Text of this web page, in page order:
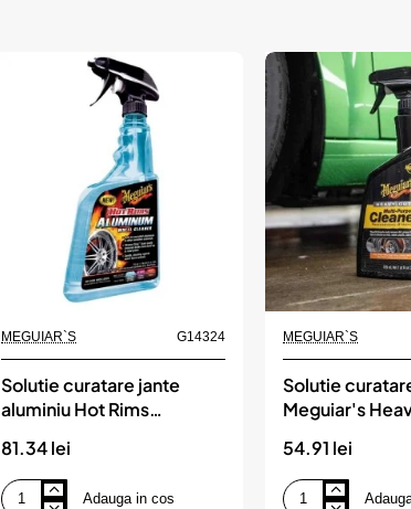
MEGUIAR`S G14324
Solutie curatare jante
aluminiu Hot Rims
Meguiar's, 709ml,
MEGUIAR`S
81.34 lei
Adauga in cos
MEGUIAR`S
Solutie
Meguiar's
710ml,
54.91 lei